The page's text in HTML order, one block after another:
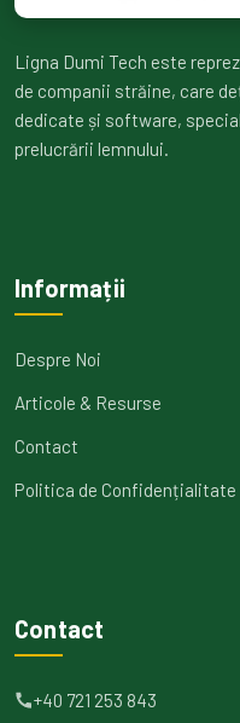
Ligna Dumi Tech este
de companii străine, care
dedicate și software,
prelucrării lemnului.
Informații
Despre Noi
Articole & Resurse
Contact
Politica de Confidențialitate
Contact
+40 721 253 843